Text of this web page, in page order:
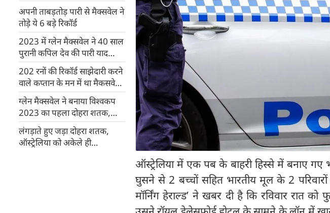
अपनी ताबड़तोड़ पारी से मैक्सवेल ने
तोड़े ये 6 बड़े रिकॉर्ड
2023 में ग्लेन मैक्सवेल ने 40 साल
पुरानी कपिल देव की पारी याद
दिलाई
202 रनों की रिकॉर्ड साझेदारी करने
वाले कप्तान के मन में था मैकसवेल
बनाए 200 पर बिग शो को प्यारी थी
जीत
ग्लेन मैक्सवेल ने बनाया विश्वकप
2023 का पहला दोहरा शतक,
बनाए यह रिकॉर्ड
लंगड़ाते हुए जड़ा दोहरा शतक,
ऑस्ट्रेलिया को अकेले ही
ऑस्ट्रेलिया में एक पब के बाहरी हिस्से में बनाए
घुसने से 2 बच्चों सहित भारतीय मूल के 2 परिवारों
मॉर्निंग हेराल्ड’ ने खबर दी है कि रविवार रात